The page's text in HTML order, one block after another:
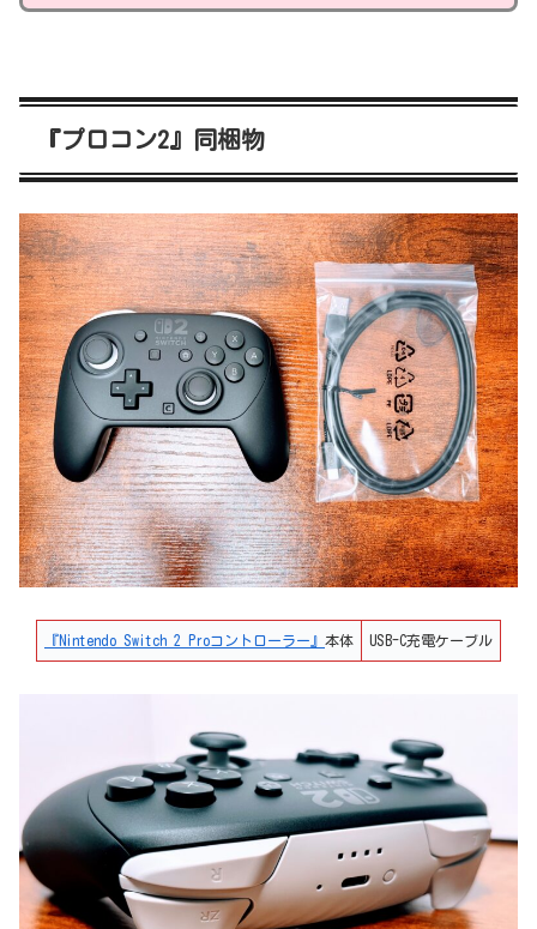
『プロコン2』同梱物
『Nintendo Switch 2 Proコントローラー』 本体 USB-C充電ケーブル